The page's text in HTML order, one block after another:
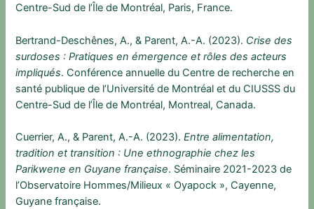
Centre-Sud de l’Île de Montréal, Paris, France.
Bertrand-Deschênes, A., & Parent, A.-A. (2023). Crise des
surdoses : Pratiques en émergence et rôles des acteurs
impliqués. Conférence annuelle du Centre de recherche en
santé publique de l’Université de Montréal et du CIUSSS du
Centre-Sud de l’Île de Montréal, Montreal, Canada.
Cuerrier, A., & Parent, A.-A. (2023).Entre alimentation,
tradition et transition : Une ethnographie chez les
Parikwene en Guyane française. Séminaire 2021-2023 de
l’Observatoire Hommes/Milieux « Oyapock », Cayenne,
Guyane française.